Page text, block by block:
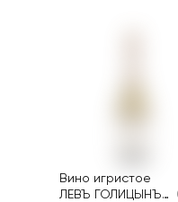
Вино игристое
ЛЕВЪ ГОЛИЦЫНЪ